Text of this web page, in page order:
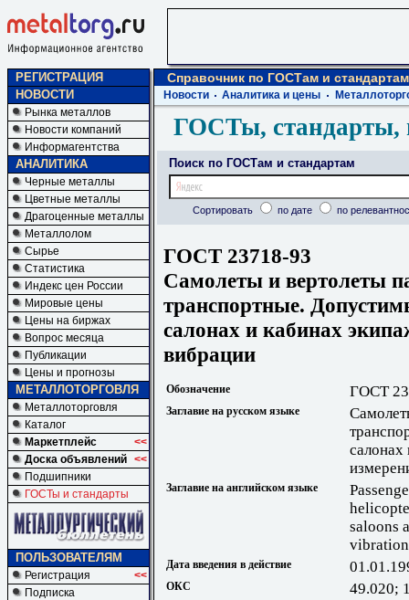
РЕГИСТРАЦИЯ
НОВОСТИ
Рынка металлов
Новости компаний
Информагентства
АНАЛИТИКА
Черные металлы
Цветные металлы
Драгоценные металлы
Металлолом
Сырье
Статистика
Индекс цен России
Мировые цены
Цены на биржах
Вопрос месяца
Публикации
Цены и прогнозы
МЕТАЛЛОТОРГОВЛЯ
Металлоторговля
Каталог
Маркетплейс
<<
Доска объявлений <<
Подшипники
ГОСТы и стандарты
ПОЛЬЗОВАТЕЛЯМ
Регистрация
<<
Подписка
Справочник по ГОСТам и стандартам
Новости Аналитика и цены
ГОСТы, стандарты,
Поиск по ГОСТам и стандартам
Сортировать по дате по
ГОСТ 23718-93
Самолеты и вертолеты
транспортные.
салонах и кабинах
вибрации
Обозначение ГОСТ
Заглавие на русском языке
салонах
Заглавие на английском языке
saloons
Дата введения в действие
ОКС 49.020;